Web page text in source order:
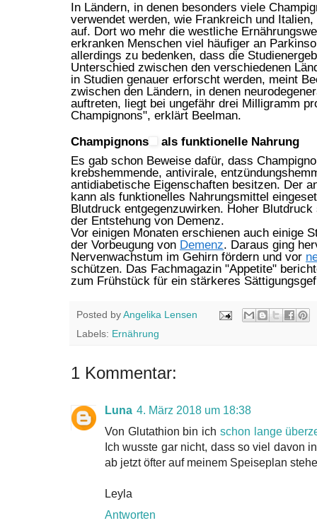
In Ländern, in denen besonders viele
verwendet werden, wie Frankreich und
auf. Dort wo mehr die westliche
erkranken Menschen viel häufiger an
allerdings zu bedenken, dass die
Unterschied zwischen den verschiedenen
in Studien genauer erforscht werden, meint
zwischen den Ländern, in denen
auftreten, liegt bei ungefähr drei Milligramm
Champignons", erklärt Beelman.
Champignons
als funktionelle Nahrung
Es gab schon Beweise dafür, dass
krebshemmende, antivirale,
antidiabetische Eigenschaften besitzen. Der
kann als funktionelles Nahrungsmittel
Blutdruck entgegenzuwirken. Hoher
der Entstehung von Demenz.
Vor einigen Monaten erschienen auch einige
der Vorbeugung von Demenz. Daraus ging
Nervenwachstum im Gehirn fördern und vor
schützen. Das Fachmagazin "Appetite"
zum Frühstück für ein stärkeres
Posted byAngelika Lensen
Labels: Ernährung
1 Kommentar:
Luna 4. März 2018 um 18:38
Von Glutathion bin ich schon lange
Ich wusste gar nicht, dass so viel davon
ab jetzt öfter auf meinem Speiseplan
Leyla
Antworten